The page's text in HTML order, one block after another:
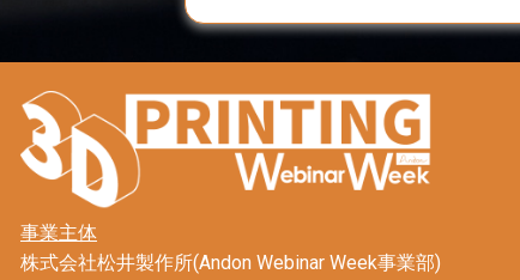
事業主体
株式会社松井製作所(Andon Webinar Week事業部)